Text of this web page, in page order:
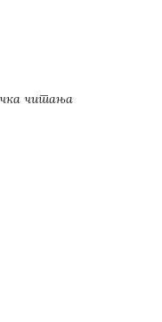
читања